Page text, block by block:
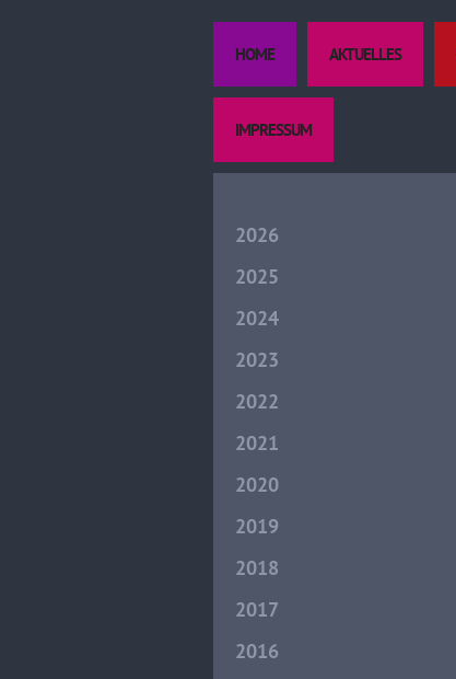
HOME AKTUELLES
IMPRESSUM
2026
2025
2024
2023
2022
2021
2020
2019
2018
2017
2016